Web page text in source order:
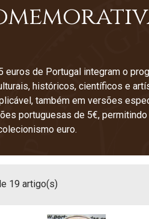
de Portugal integram o
históricos, científicos e
também em versões
portuguesas de 5€,
euro.
19 artigo(s)